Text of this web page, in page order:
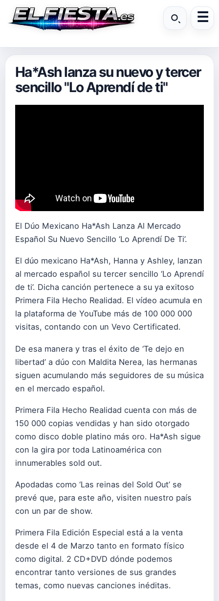
Ha*Ash lanza su nuevo y tercer
sencillo "Lo Aprendí de ti"
El Dúo Mexicano Ha*Ash Lanza Al Mercado
Español Su Nuevo Sencillo ‘Lo Aprendí De Ti’.
El dúo mexicano Ha*Ash, Hanna y Ashley, lanzan
al mercado español su tercer sencillo ‘Lo Aprendí
de ti’. Dicha canción pertenece a su ya exitoso
Primera Fila Hecho Realidad. El vídeo acumula en
la plataforma de YouTube más de 100 000 000
visitas, contando con un Vevo Certificated.
De esa manera y tras el éxito de ‘Te dejo en
libertad’ a dúo con Maldita Nerea, las hermanas
siguen acumulando más seguidores de su música
en el mercado español.
Primera Fila Hecho Realidad cuenta con más de
150 000 copias vendidas y han sido otorgado
como disco doble platino más oro. Ha*Ash sigue
con la gira por toda Latinoamérica con
innumerables sold out.
Apodadas como ‘Las reinas del Sold Out’ se
prevé que, para este año, visiten nuestro país
con un par de show.
Primera Fila Edición Especial está a la venta
desde el 4 de Marzo tanto en formato físico
como digital. 2 CD+DVD dónde podemos
encontrar tanto versiones de sus grandes
temas, como nuevas canciones inéditas.